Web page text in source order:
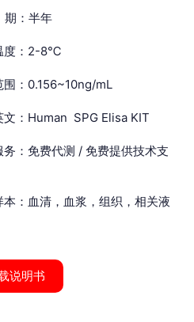
：半年
度：2-8℃
围：0.156~10ng/mL
文：Human SPG Elisa KIT
务：免费代测 / 免费提供技术支
本：血清，血浆，组织，相关液
说明书